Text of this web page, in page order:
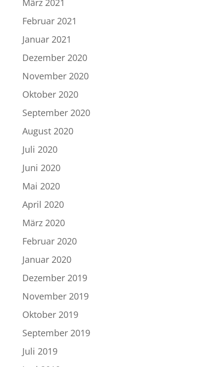
März 2021
Februar 2021
Januar 2021
Dezember 2020
November 2020
Oktober 2020
September 2020
August 2020
Juli 2020
Juni 2020
Mai 2020
April 2020
März 2020
Februar 2020
Januar 2020
Dezember 2019
November 2019
Oktober 2019
September 2019
Juli 2019